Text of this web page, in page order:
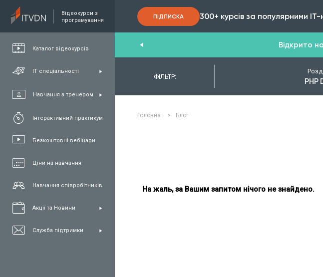
Відеокурси з
програмування
Каталог відеокурсів
ІТ спеціальності
Навчання з тренером
Інтерактивний практикум
Безкоштовні вебінари
Ціни на навчання
Навчання співробітників
Акції та Новини
Служба підтримки
ПІДПИСКА 300+ курсів за популярними
FullStack C#/.NET Java Відкрито
ФІЛЬТР:
PHP
Головна > Блог
На жаль, за Вашим запитом нічого не знайдено.